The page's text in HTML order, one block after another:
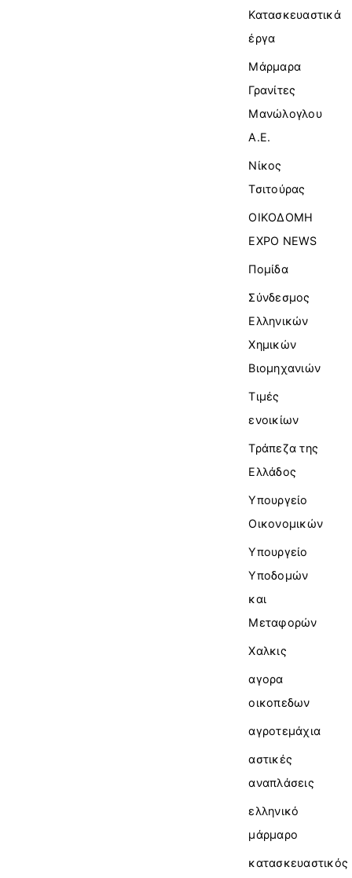
Κατασκευαστικά
έργα
Μάρμαρα
Γρανίτες
Μανώλογλου
Α.Ε.
Νίκος
Τσιτούρας
ΟΙΚΟΔΟΜΗ
EXPO NEWS
Πομίδα
Σύνδεσμος
Ελληνικών
Χημικών
Βιομηχανιών
Τιμές
ενοικίων
Τράπεζα της
Ελλάδος
Υπουργείο
Οικονομικών
Υπουργείο
Υποδομών
και
Μεταφορών
Χαλκις
αγορα
οικοπεδων
αγροτεμάχια
αστικές
αναπλάσεις
ελληνικό
μάρμαρο
κατασκευαστικός